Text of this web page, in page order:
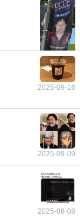
2025-09-28
2025-09-20
2025-09-16
2025-09-09
2025-08-08